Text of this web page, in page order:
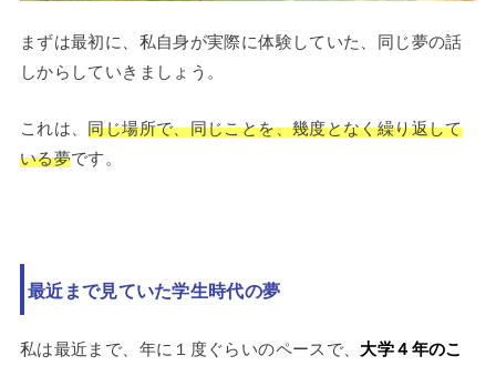
まずは最初に、私自身が実際に体験していた、同じ夢の話
しからしていきましょう。
これは、 同じ場所で、同じことを、幾度となく繰り返して
いる夢です。
最近まで見ていた学生時代の夢
私は最近まで、年に１度ぐらいのペースで、 大学４年のこ